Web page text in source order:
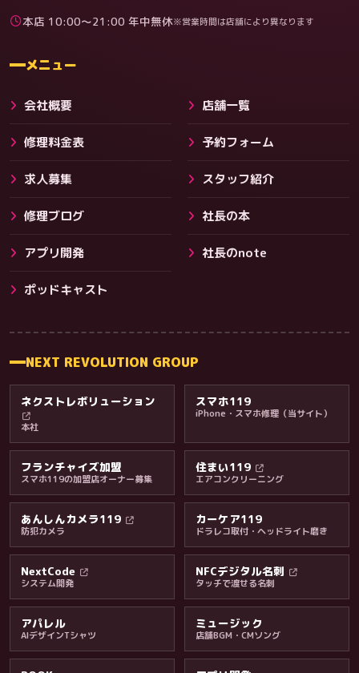
その他サービス
料金・保証・ご案内
料金
本店 10:00〜21:00 年中無休※営業時間は店舗により異なります
メニュー
会社概要 店舗一覧
修理料金表 予約フォーム
求人募集 スタッフ紹介
修理ブログ 社長の本
アプリ開発 社長のnote
ポッドキャスト
NEXT REVOLUTION GROUP
ネクストレボリューション
本社
スマホ119
iPhone・スマホ修理（当サイト）
フランチャイズ加盟
スマホ119の加盟店オーナー募集
住まい119
エアコンクリーニング
あんしんカメラ119
防犯カメラ
カーケア119
ドラレコ取付・ヘッドライト磨き
NextCode
システム開発
NFCデジタル名刺
タッチで渡せる名刺
アパレル
AIデザインTシャツ
ミュージック
店舗BGM・CMソング